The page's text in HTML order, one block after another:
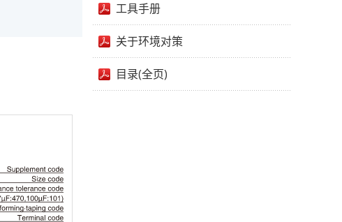
工具手册
关于环境对策
目录(全页)